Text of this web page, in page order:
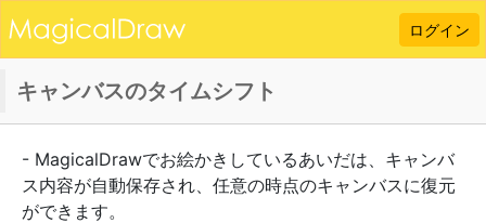
ログイン
キャンバスのタイムシフト
- MagicalDrawでお絵かきしているあいだは、キャンバ
ス内容が自動保存され、任意の時点のキャンバスに復元
ができます。